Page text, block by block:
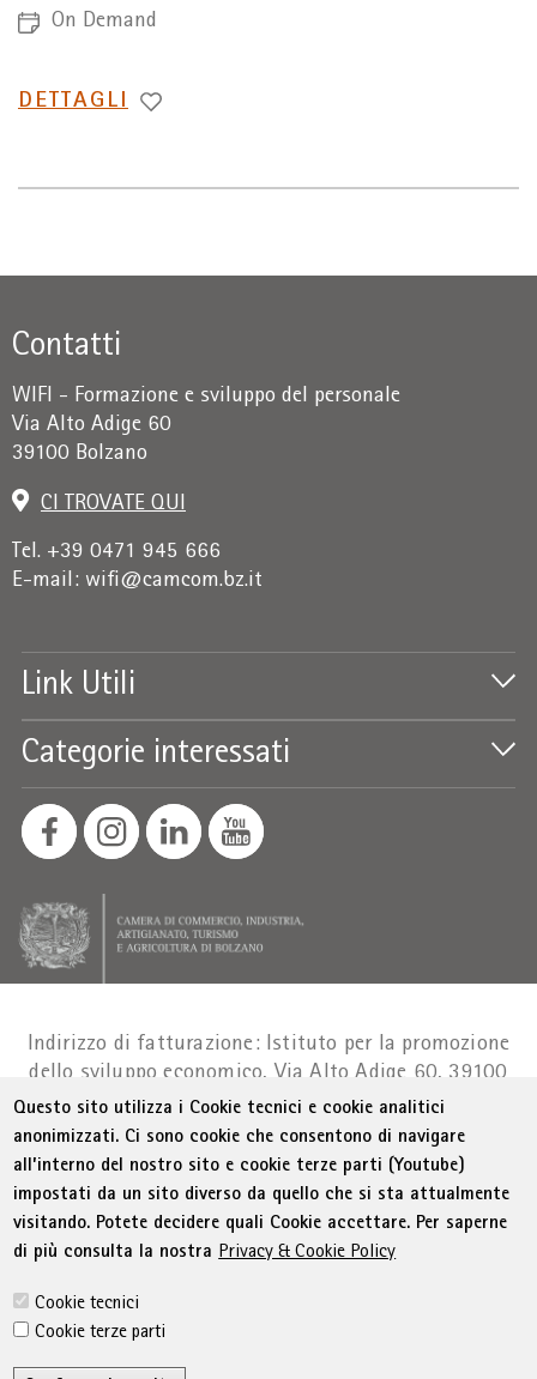
On Demand
PASSA
DETTAGLI
Contatti
WIFI - Formazione e sviluppo del personale
Via Alto Adige 60
39100 Bolzano
CI TROVATE QUI
Tel. +39 0471 945 666
E-mail: wifi@camcom.bz.it
Link Utili
Categorie interessati
Indirizzo di fatturazione: Istituto per la promozione
dello sviluppo economico, Via Alto Adige 60, 39100
BolzanoPart. IVA 01716880214|administration-
as@bz.legalmail.camcom.it
Menu Footer
© WIFI Colophon Privacy
Condizioni generali
Dichiarazione sull'accessibilità
Sitemap
Amministrazione trasparente
Cookie Policy
Questo sito utilizza i Cookie tecnici e cookie analitici
anonimizzati. Ci sono cookie che consentono di navigare
all’interno del nostro sito e cookie terze parti (Youtube)
impostati da un sito diverso da quello che si sta attualmente
visitando. Potete decidere quali Cookie accettare. Per saperne
di più consulta la nostra Privacy & Cookie Policy
Cookie tecnici
Cookie terze parti